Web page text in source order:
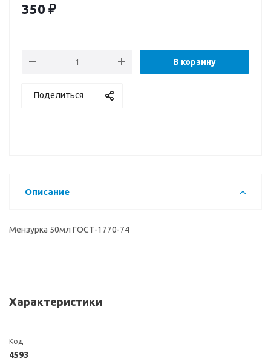
350 ₽
В корзину
Поделиться
Описание
Мензурка 50мл ГОСТ-1770-74
Характеристики
Код
4593